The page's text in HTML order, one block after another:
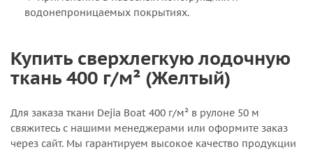
водонепроницаемых покрытиях.
Купить сверхлегкую лодочную
ткань 400 г/м² (Желтый)
Для заказа ткани Dejia Boat 400 г/м² в рулоне 50 м
свяжитесь с нашими менеджерами или оформите заказ
через сайт. Мы гарантируем высокое качество продукции